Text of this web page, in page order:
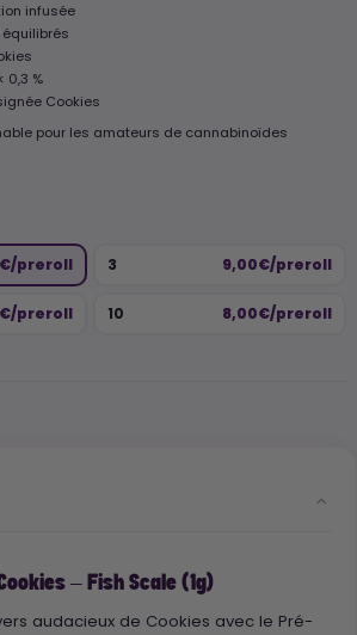
infusée
0,3 %
Cookies
pour les amateurs de cannabinoïdes
preroll 3 9,00€/preroll
preroll 10 8,00€/preroll
– Fish Scale (1g)
audacieux de Cookies avec le Pré-